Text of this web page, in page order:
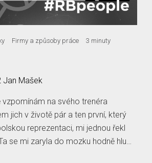
Firmy a způsoby práce
3 minuty
Jan Mašek
na svého trenéra
jich v životě pár a ten první, který
reprezentaci, mi jednou řekl
se mi zaryla do mozku hodně hlu…